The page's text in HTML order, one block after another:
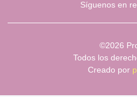
Síguenos en
©2026
Todos los
Creado por